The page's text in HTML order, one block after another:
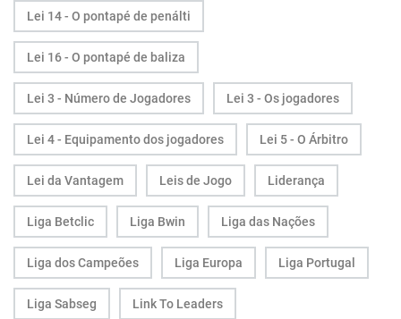
Lei 14 - O pontapé de penálti
Lei 16 - O pontapé de baliza
Lei 3 - Número de Jogadores Lei 3 - Os jogadores
Lei 4 - Equipamento dos jogadores Lei 5 - O Árbitro
Lei da Vantagem Leis de Jogo Liderança
Liga Betclic Liga Bwin Liga das Nações
Liga dos Campeões Liga Europa Liga Portugal
Liga Sabseg Link To Leaders